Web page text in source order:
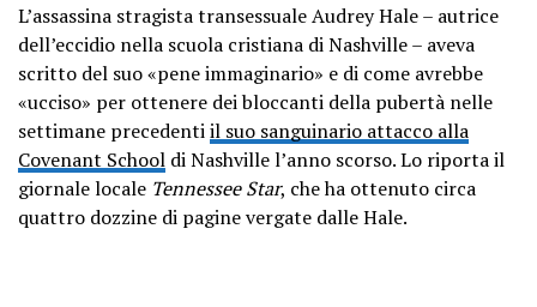
L’assassina stragista transessuale Audrey Hale – autrice
dell’eccidio nella scuola cristiana di Nashville – aveva
scritto del suo «pene immaginario» e di come avrebbe
«ucciso» per ottenere dei bloccanti della pubertà nelle
settimane precedentiil ​​suo sanguinario attacco alla
Covenant School di Nashville l’anno scorso. Lo riporta il
giornale locale Tennessee Star, che ha ottenuto circa
quattro dozzine di pagine vergate dalle Hale.